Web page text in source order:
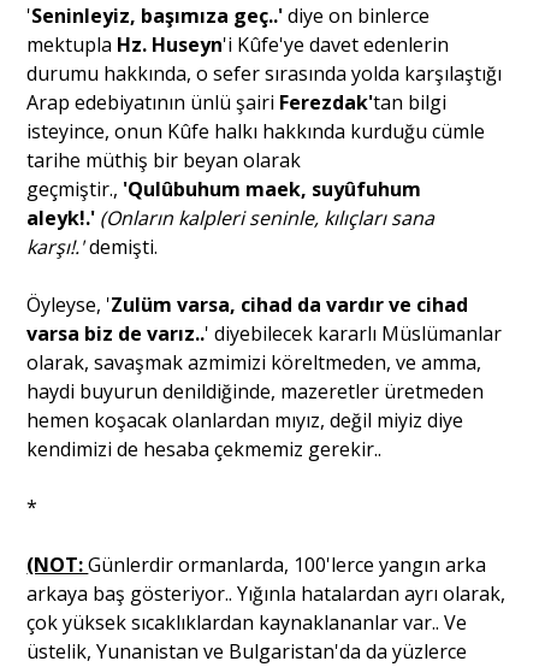
'Seninleyiz, başımıza geç..'diye on binlerce
mektupla Hz. Huseyn'i Kûfe'ye davet edenlerin
durumu hakkında, o sefer sırasında yolda karşılaştığı
Arap edebiyatının ünlü şairi Ferezdak'tan bilgi
isteyince, onun Kûfe halkı hakkında kurduğu cümle
tarihe müthiş bir beyan olarak
geçmiştir., 'Qulûbuhum maek, suyûfuhum
aleyk!.' (Onların kalpleri seninle, kılıçları sana
karşı!.'demişti.
Öyleyse, 'Zulüm varsa, cihad da vardır ve cihad
varsa biz de varız..' diyebilecek kararlı Müslümanlar
olarak, savaşmak azmimizi köreltmeden, ve amma,
haydi buyurun denildiğinde, mazeretler üretmeden
hemen koşacak olanlardan mıyız, değil miyiz diye
kendimizi de hesaba çekmemiz gerekir..
*
(NOT:Günlerdir ormanlarda, 100'lerce yangın arka
arkaya baş gösteriyor.. Yığınla hatalardan ayrı olarak,
çok yüksek sıcaklıklardan kaynaklananlar var.. Ve
üstelik, Yunanistan ve Bulgaristan'da da yüzlerce